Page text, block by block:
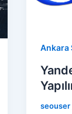
Ankara
seouser